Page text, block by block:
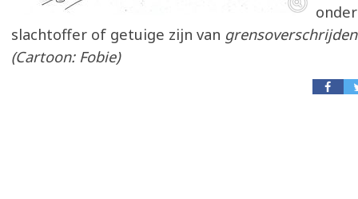
slachtoffer of getuige zijn van
(Cartoon: Fobie)